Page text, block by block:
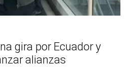
gira por Ecuador y
alianzas